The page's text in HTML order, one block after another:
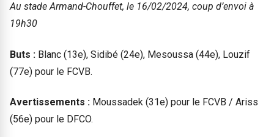
Au stade Armand-Chouffet, le 16/02/2024, coup d’envoi à
19h30
Buts : Blanc (13e), Sidibé (24e), Mesoussa (44e), Louzif
(77e) pour le FCVB.
Avertissements : Moussadek (31e) pour le FCVB / Ariss
(56e) pour le DFCO.